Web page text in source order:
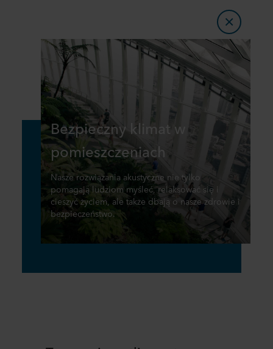
Bezpieczny klimat w
pomieszczeniach
Nasze rozwiązania akustyczne nie tylko
pomagają ludziom myśleć, relaksować się i
cieszyć życiem, ale także dbają o nasze zdrowie i
bezpieczeństwo.